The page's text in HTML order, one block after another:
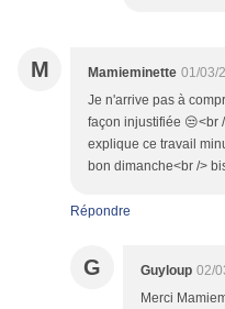
M Mamieminette 01/03/
Je n'arrive pas à
façon injustifiée 😒<br
explique ce travail
bon dimanche<br />
Répondre
G Guyloup 02/
Merci